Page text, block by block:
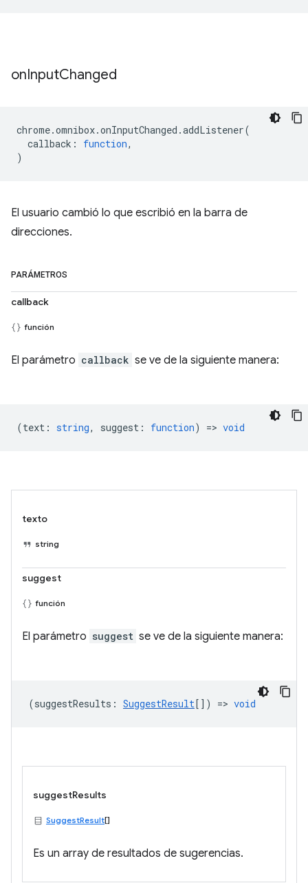
onInputChanged
chrome.omnibox.onInputChanged .addListener(
callback : function,
)
El usuario cambió lo que escribió en la barra de
direcciones.
PARÁMETROS
callback
función
El parámetro callback se ve de la siguiente manera:
(text : string, suggest : function) => void
texto
string
suggest
función
El parámetro suggest se ve de la siguiente manera:
(suggestResults : SuggestResult[]) => void
suggestResults
SuggestResult[]
Es un array de resultados de sugerencias.